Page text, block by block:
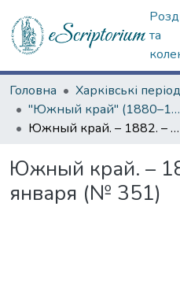
та
Головна
"Южный край" (1880–1919 гг.)
Южный край. – 1882. – 3 (15) января (№ 351)
Южный край. –
января (№ 351)